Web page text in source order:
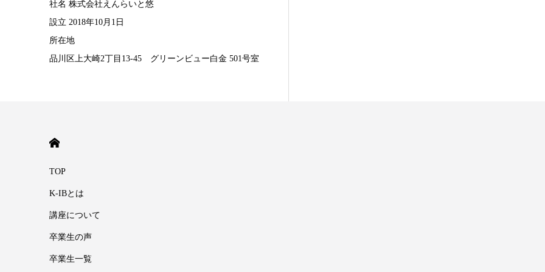
社名 株式会社えんらいと悠
設立 2018年10月1日
所在地
品川区上大崎2丁目13-45 グリーンビュー白金 501号室
TOP
K-IBとは
講座について
卒業生の声
卒業生一覧